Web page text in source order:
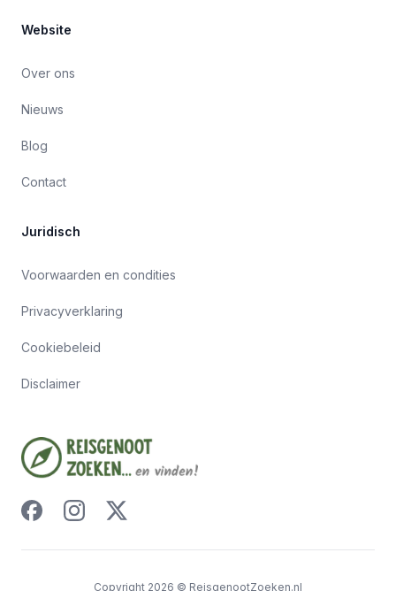
Website
Over ons
Nieuws
Blog
Contact
Juridisch
Voorwaarden en condities
Privacyverklaring
Cookiebeleid
Disclaimer
Copyright 2026 © ReisgenootZoeken.nl